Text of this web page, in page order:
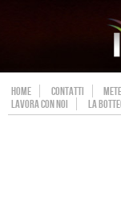
HOME CONTATTI
LAVORA CON NOI
LA